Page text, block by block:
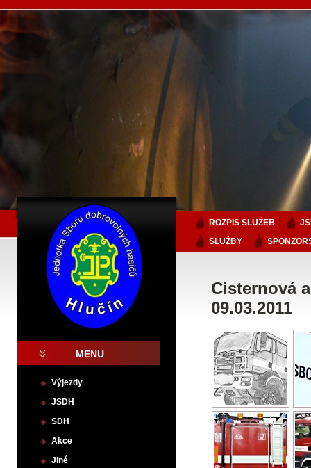
MENU
Výjezdy
JSDH
SDH
Akce
Jiné
ROZPIS SLUŽEB
SLUŽBY
Cisternová
09.03.2011